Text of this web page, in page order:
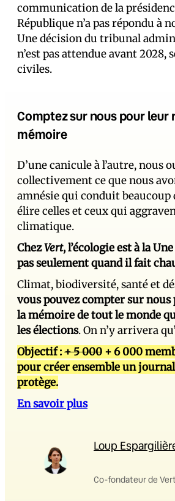
communication de la
République n’a pas répondu à
Une décision du tribunal
n’est pas attendue avant 2028,
civiles.
Comptez sur nous pour leur
mémoire
D’une canicule à l’autre, nous
collectivement ce que nous
amnésie qui conduit beaucoup
élire celles et ceux qui
climatique.
ChezVert, l’écologie est à la
pas seulement quand il fait
Climat, biodiversité, santé et
vous pouvez compter sur
la mémoire de tout le monde
les élections. On n’y arrivera
Objectif :+ 5 000 + 6 000
pour créer ensemble un
protège.
En savoir plus
Loup
Co-fondateur de Vert